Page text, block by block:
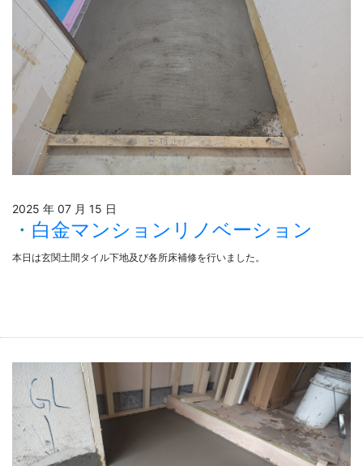
2025 年 07 月 15 日
白金マンションリノベーション
本日は玄関土間タイル下地及び各所床補修を行いました。